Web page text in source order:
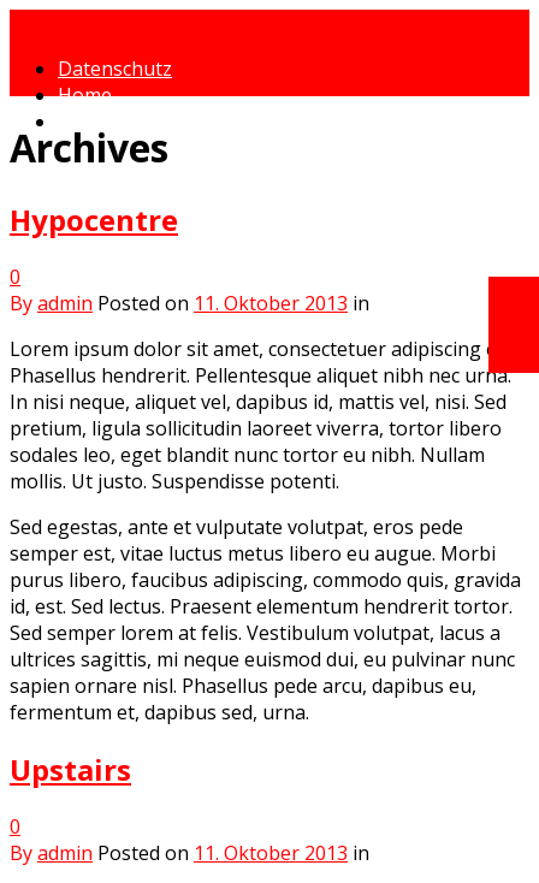
Datenschutz
Home
Archives
Hypocentre
0
Byadmin Posted on 11. Oktober 2013 in
Lorem ipsum dolor sit amet, consectetuer adipiscing elit.
Phasellus hendrerit. Pellentesque aliquet nibh nec urna.
In nisi neque, aliquet vel, dapibus id, mattis vel, nisi. Sed
pretium, ligula sollicitudin laoreet viverra, tortor libero
sodales leo, eget blandit nunc tortor eu nibh. Nullam
mollis. Ut justo. Suspendisse potenti.
Sed egestas, ante et vulputate volutpat, eros pede
semper est, vitae luctus metus libero eu augue. Morbi
purus libero, faucibus adipiscing, commodo quis, gravida
id, est. Sed lectus. Praesent elementum hendrerit tortor.
Sed semper lorem at felis. Vestibulum volutpat, lacus a
ultrices sagittis, mi neque euismod dui, eu pulvinar nunc
sapien ornare nisl. Phasellus pede arcu, dapibus eu,
fermentum et, dapibus sed, urna.
Upstairs
0
Byadmin Posted on 11. Oktober 2013 in